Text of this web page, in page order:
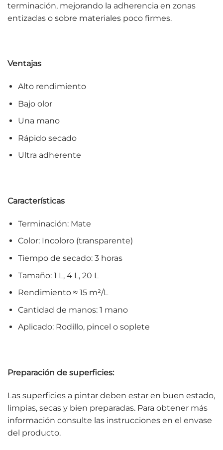
terminación, mejorando la adherencia en zonas
entizadas o sobre materiales poco firmes.
Ventajas
Alto rendimiento
Bajo olor
Una mano
Rápido secado
Ultra adherente
Características
Terminación: Mate
Color: Incoloro (transparente)
Tiempo de secado: 3 horas
Tamaño: 1 L, 4 L, 20 L
Rendimiento ≈ 15 m²/L
Cantidad de manos: 1 mano
Aplicado: Rodillo, pincel o soplete
Preparación de superficies:
Las superficies a pintar deben estar en buen estado,
limpias, secas y bien preparadas. Para obtener más
información consulte las instrucciones en el envase
del producto.